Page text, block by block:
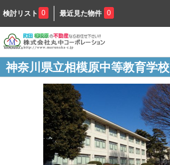
検討リスト 0 最近見た物件 0
神奈川県立相模原中等教育学校